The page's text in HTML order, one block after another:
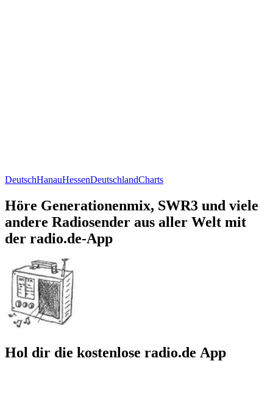
DeutschHanauHessenDeutschlandCharts
Höre Generationenmix, SWR3 und viele
andere Radiosender aus aller Welt mit
der radio.de-App
Hol dir die kostenlose radio.de App